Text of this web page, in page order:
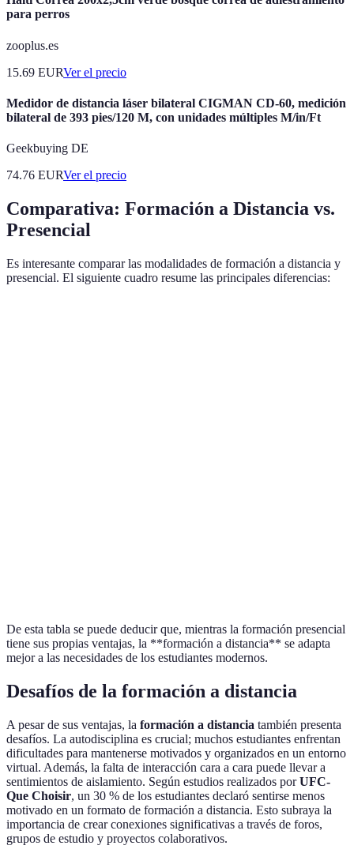
para perros
zooplus.es
15.69 EURVer el precio
Medidor de distancia láser bilateral CIGMAN CD-60, medición
bilateral de 393 pies/120 M, con unidades múltiples M/in/Ft
Geekbuying DE
74.76 EURVer el precio
Comparativa: Formación a Distancia vs.
Presencial
Es interesante comparar las modalidades de formación a distancia y
presencial. El siguiente cuadro resume las principales diferencias:
De esta tabla se puede deducir que, mientras la formación presencial
tiene sus propias ventajas, la **formación a distancia** se adapta
mejor a las necesidades de los estudiantes modernos.
Desafíos de la formación a distancia
A pesar de sus ventajas, la formación a distancia también presenta
desafíos. La autodisciplina es crucial; muchos estudiantes enfrentan
dificultades para mantenerse motivados y organizados en un entorno
virtual. Además, la falta de interacción cara a cara puede llevar a
sentimientos de aislamiento. Según estudios realizados porUFC-
Que Choisir, un 30 % de los estudiantes declaró sentirse menos
motivado en un formato de formación a distancia. Esto subraya la
importancia de crear conexiones significativas a través de foros,
grupos de estudio y proyectos colaborativos.